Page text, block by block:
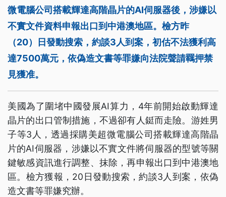
微電腦公司搭載輝達高階晶片的AI伺服器後，涉嫌以
不實文件資料申報出口到中港澳地區。檢方昨
（20）日發動搜索，約談3人到案，初估不法獲利高
達7500萬元，依偽造文書等罪嫌向法院聲請羈押禁
見獲准。
美國為了圍堵中國發展AI算力，4年前開始啟動輝達
晶片的出口管制措施，不過卻有人鋌而走險。游姓男
子等3人，透過採購美超微電腦公司搭載輝達高階晶
片的AI伺服器，涉嫌以不實文件將伺服器的型號等關
鍵敏感資訊進行調整、抹除，再申報出口到中港澳地
區。檢方獲報，20日發動搜索，約談3人到案，依偽
造文書等罪嫌究辦。